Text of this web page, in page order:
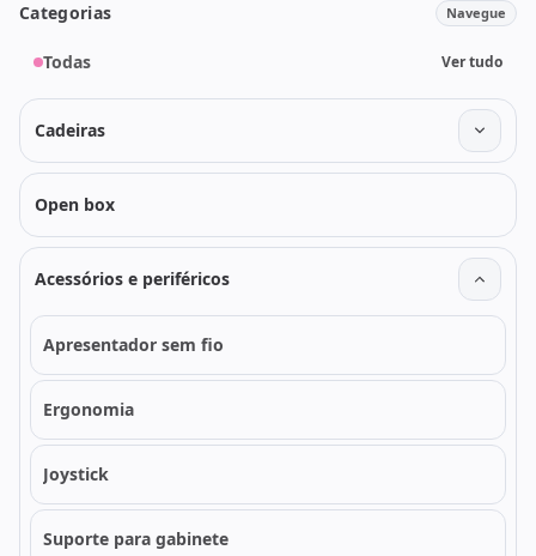
Categorias Navegue
Todas Ver tudo
Cadeiras
Open box
Acessórios e periféricos
Apresentador sem fio
Ergonomia
Joystick
Suporte para gabinete